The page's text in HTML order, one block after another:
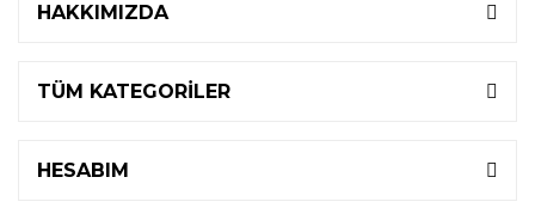
HAKKIMIZDA
TÜM KATEGORİLER
HESABIM